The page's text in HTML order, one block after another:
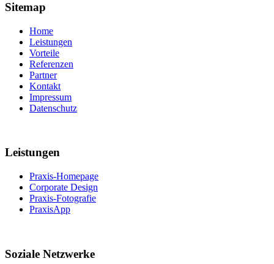
Sitemap
Home
Leistungen
Vorteile
Referenzen
Partner
Kontakt
Impressum
Datenschutz
Leistungen
Praxis-Homepage
Corporate Design
Praxis-Fotografie
PraxisApp
Soziale Netzwerke